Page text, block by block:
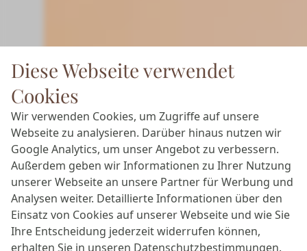
Diese Webseite verwendet
Cookies
Wir verwenden Cookies, um Zugriffe auf unsere
Webseite zu analysieren. Darüber hinaus nutzen wir
Google Analytics, um unser Angebot zu verbessern.
Außerdem geben wir Informationen zu Ihrer Nutzung
unserer Webseite an unsere Partner für Werbung und
Analysen weiter. Detaillierte Informationen über den
Einsatz von Cookies auf unserer Webseite und wie Sie
Ihre Entscheidung jederzeit widerrufen können,
erhalten Sie in unseren Datenschutzbestimmungen.